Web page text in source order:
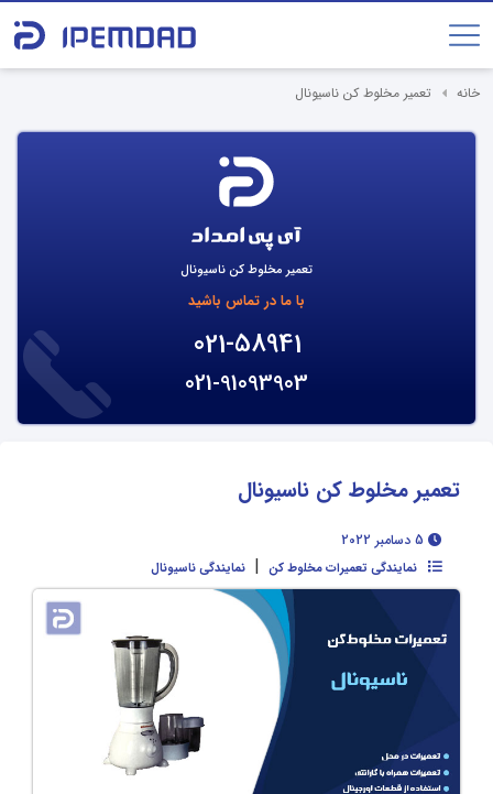
خانه تعمیر مخلوط کن ناسیونال
تعمیر مخلوط کن ناسیونال
با ما در تماس باشید
021-58941
021-91093903
تعمیر مخلوط کن ناسیونال
نمایندگی تعمیرات مخلوط کن | نمایندگی ناسیونال